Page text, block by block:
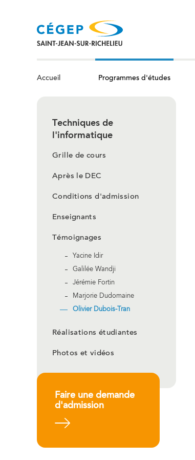
Accueil Programmes d'études
Techniques de
l'informatique
Grille de cours
Après le DEC
Conditions d'admission
Enseignants
Témoignages
Yacine Idir
Galilée Wandji
Jérémie Fortin
Marjorie Dudomaine
Olivier Dubois-Tran
Réalisations étudiantes
Photos et vidéos
Faire une demande
d'admission